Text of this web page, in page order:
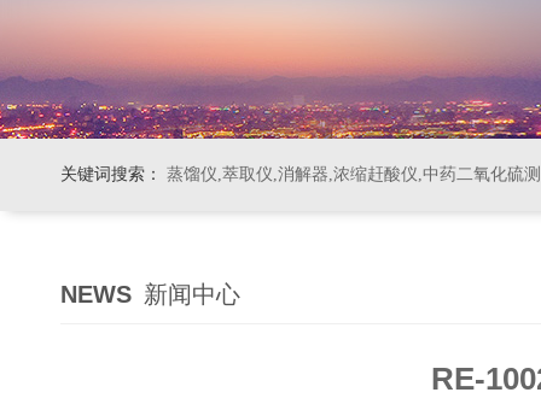
关键词搜索： 蒸馏仪,萃取仪,消解器,浓缩赶酸仪,中药二氧化硫
NEWS 新闻中心
RE-